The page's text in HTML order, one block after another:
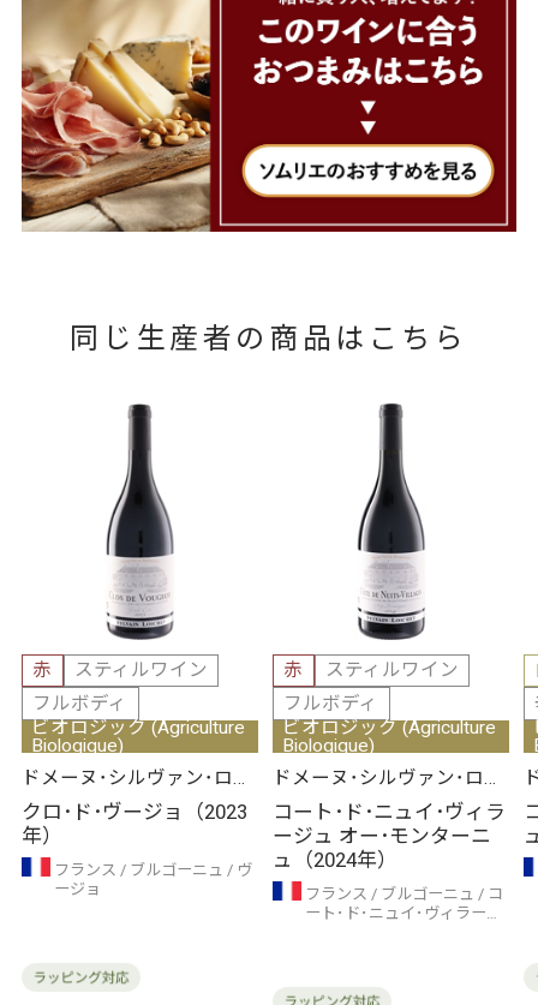
同じ生産者の商品はこちら
赤
スティルワイン
フルボディ
ビオロジック (Agriculture
Biologique)
ドメーヌ･シルヴァン･ロワ
シェ
クロ･ド･ヴージョ（2023
年）
フランス ブルゴーニュ
ヴ
ージョ
赤
スティルワイン
フルボディ
ビオロジック (Agriculture
Biologique)
ドメーヌ･シルヴァン･ロワ
シェ
コート･ド･ニュイ･ヴィラ
ージュ オー･モンターニ
ュ（2024年）
フランス ブルゴーニュ
コ
ート･ド･ニュイ･ヴィラージ